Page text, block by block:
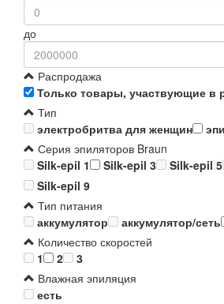
до
Распродажа
Только товары, участвующие в
Тип
электробритва для женщин
Серия эпиляторов Braun
Silk-epil 1
Silk-epil 3 Silk-epil 5
Silk-epil 9
Тип питания
аккумулятор
аккумулятор/сеть
Количество скоростей
1
2
3
Влажная эпиляция
есть